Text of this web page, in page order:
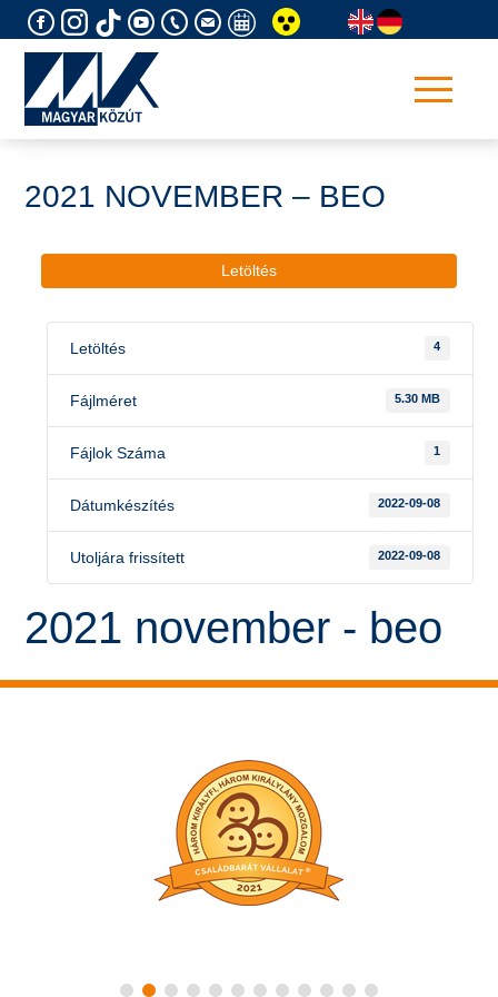
to
2021 NOVEMBER – BEO
Letöltés
Letöltés 4
Fájlméret 5.30 MB
Fájlok Száma 1
Dátumkészítés 2022-09-08
Utoljára frissített 2022-09-08
2021 november - beo